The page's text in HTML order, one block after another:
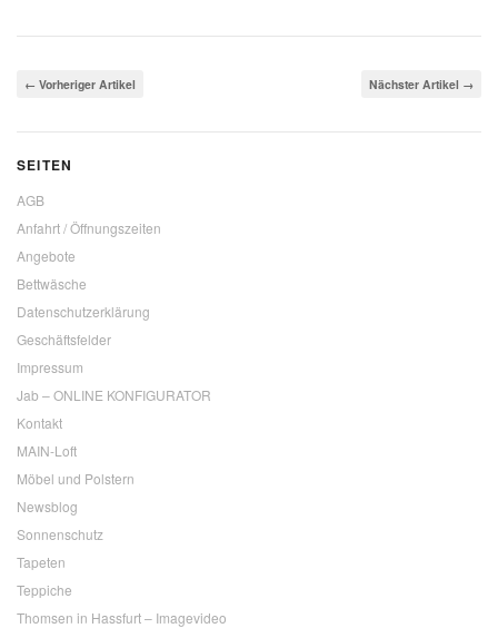
Nächster Artikel →
← Vorheriger Artikel
SEITEN
AGB
Anfahrt / Öffnungszeiten
Angebote
Bettwäsche
Datenschutzerklärung
Geschäftsfelder
Impressum
Jab – ONLINE KONFIGURATOR
Kontakt
MAIN-Loft
Möbel und Polstern
Newsblog
Sonnenschutz
Tapeten
Teppiche
Thomsen in Hassfurt – Imagevideo